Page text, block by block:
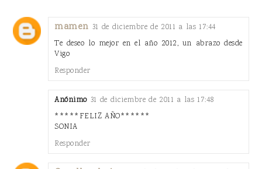
mamen 31 de diciembre de 2011 a las 17:44
Te deseo lo mejor en el año 2012, un abrazo desde
Vigo
Responder
Anónimo 31 de diciembre de 2011 a las 17:48
*****FELIZ AÑO******
SONIA
Responder